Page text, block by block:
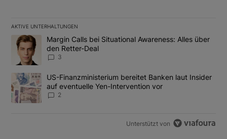
AKTIVE UNTERHALTUNGEN
Das Folgende ist eine Liste der am meisten kommentierten
Ein Trendartikel mit dem Titel "Margin Calls bei Situational
Margin Calls bei Situational Awareness: Alles über
den Retter-Deal
3
Ein Trendartikel mit dem Titel "US-Finanzministerium bereitet
US-Finanzministerium bereitet Banken laut Insider
auf eventuelle Yen-Intervention vor
2
Unterstützt von